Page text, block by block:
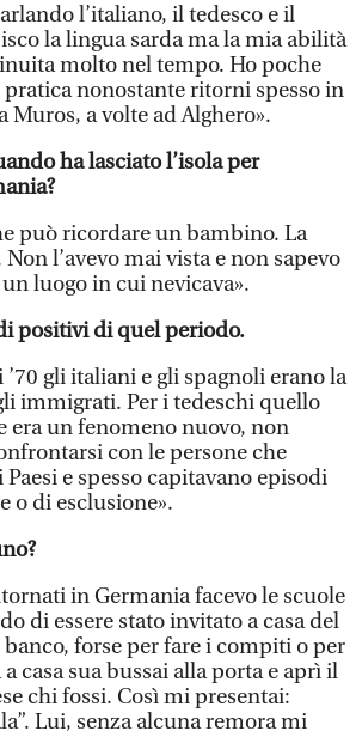
l’italiano, il tedesco e il
la lingua sarda ma la mia abilità
molto nel tempo. Ho poche
pratica nonostante ritorni spesso in
Muros, a volte ad Alghero».
ha lasciato l’isola per
può ricordare un bambino. La
l’avevo mai vista e non sapevo
luogo in cui nevicava».
positivi di quel periodo.
’70 gli italiani e gli spagnoli erano la
immigrati. Per i tedeschi quello
era un fenomeno nuovo, non
con le persone che
e spesso capitavano episodi
o di esclusione».
in Germania facevo le scuole
di essere stato invitato a casa del
forse per fare i compiti o per
casa sua bussai alla porta e aprì il
chi fossi. Così mi presentai:
Lui, senza alcuna remora mi